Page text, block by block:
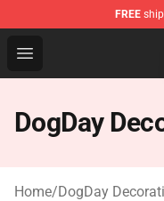
FREE
Open menu
DogDay Store -
DogDay
Home/DogDay